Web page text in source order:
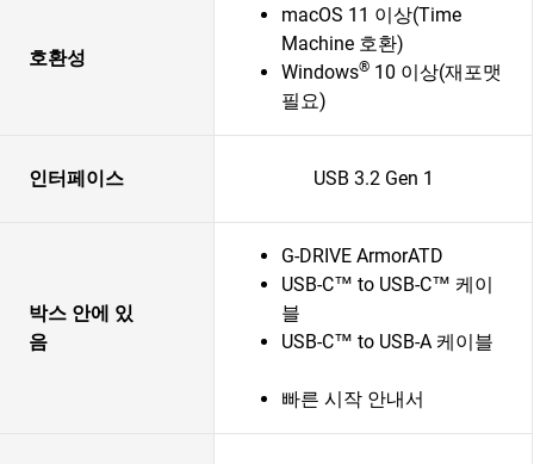
호환성
macOS 11 이상(Time
Machine 호환)
Windows® 10 이상(재포맷
필요)
인터페이스 USB 3.2 Gen 1
박스 안에 있
음
G-DRIVE ArmorATD
USB-C™ to USB-C™ 케이
블
USB-C™ to USB-A 케이블
빠른 시작 안내서